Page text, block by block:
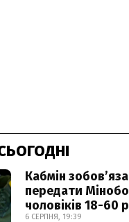
Кабмін
передати
чоловіків 18-60
6 СЕРПНЯ, 19:39